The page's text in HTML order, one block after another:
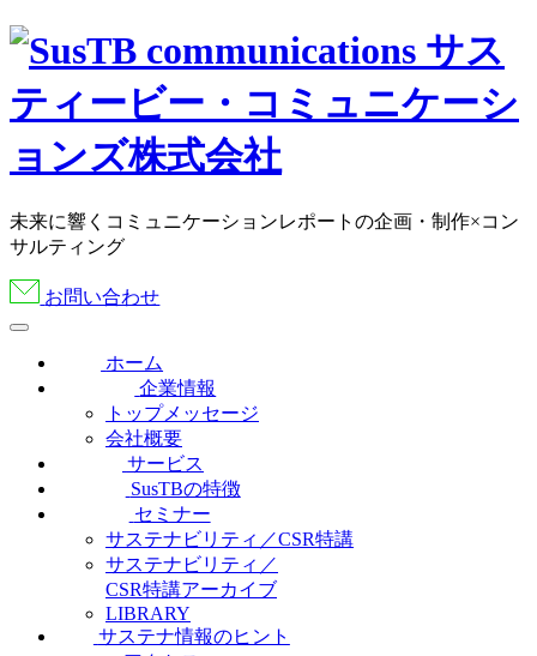
未来に響くコミュニケーションレポートの企画・制作×コン
サルティング
お問い合わせ
ホーム
企業情報
トップメッセージ
会社概要
サービス
SusTBの特徴
セミナー
サステナビリティ／CSR特講
サステナビリティ／
CSR特講アーカイブ
LIBRARY
サステナ情報のヒント